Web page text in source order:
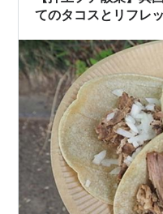
てのタコスとリフレ